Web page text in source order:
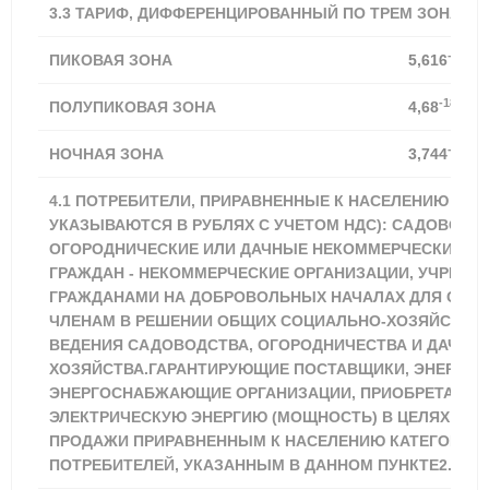
3.3 ТАРИФ, ДИФФЕРЕНЦИРОВАННЫЙ ПО ТРЕМ ЗОНАМ
ПИКОВАЯ ЗОНА 5,616-
ПОЛУПИКОВАЯ ЗОНА 4,68-18,21%
НОЧНАЯ ЗОНА 3,744-
4.1 ПОТРЕБИТЕЛИ, ПРИРАВНЕННЫЕ К НАСЕЛЕНИЮ
УКАЗЫВАЮТСЯ В РУБЛЯХ С УЧЕТОМ НДС):
ОГОРОДНИЧЕСКИЕ ИЛИ ДАЧНЫЕ НЕКОММЕРЧЕСКИЕ
ГРАЖДАН - НЕКОММЕРЧЕСКИЕ ОРГАНИЗАЦИИ,
ГРАЖДАНАМИ НА ДОБРОВОЛЬНЫХ НАЧАЛАХ ДЛЯ
ЧЛЕНАМ В РЕШЕНИИ ОБЩИХ СОЦИАЛЬНО-
ВЕДЕНИЯ САДОВОДСТВА, ОГОРОДНИЧЕСТВА И
ХОЗЯЙСТВА.ГАРАНТИРУЮЩИЕ ПОСТАВЩИКИ,
ЭНЕРГОСНАБЖАЮЩИЕ ОРГАНИЗАЦИИ,
ЭЛЕКТРИЧЕСКУЮ ЭНЕРГИЮ (МОЩНОСТЬ) В ЦЕЛЯХ
ПРОДАЖИ ПРИРАВНЕННЫМ К НАСЕЛЕНИЮ
ПОТРЕБИТЕЛЕЙ, УКАЗАННЫМ В ДАННОМ ПУНКТЕ2.